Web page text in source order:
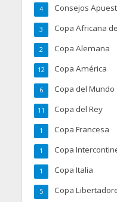
Consejos
4
Copa Africana
3
Copa Alemana
2
Copa América
12
Copa del Mundo
6
Copa del Rey
11
Copa Francesa
1
Copa
1
Copa Italia
1
Copa
5